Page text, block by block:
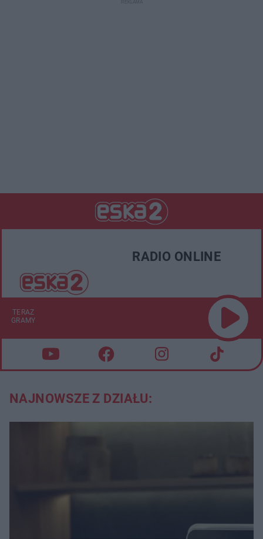
RADIO ONLINE
TERAZ
GRAMY
NAJNOWSZE Z DZIAŁU: